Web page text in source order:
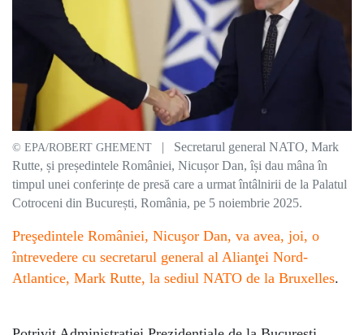
© EPA/ROBERT GHEMENT
| Secretarul general NATO, Mark
Rutte, și președintele României, Nicușor Dan, își dau mâna în
timpul unei conferințe de presă care a urmat întâlnirii de la Palatul
Cotroceni din București, România, pe 5 noiembrie 2025.
Preşedintele României, Nicuşor Dan, va avea, joi, o
întrevedere cu secretarul general al Alianţei Nord-
Atlantice, Mark Rutte, la sediul NATO de la Bruxelles.